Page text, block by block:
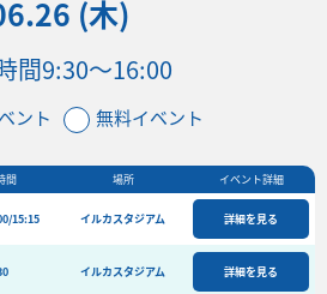
イベント
フード&ショップ
国 (木)
間9:30～16:00
ント 無料イベント
間 場所 イベント詳細
15:15 イルカスタジアム 詳細を見る
イルカスタジアム 詳細を見る